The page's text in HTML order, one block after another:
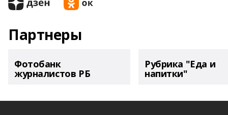
Партнеры
Фотобанк
журналистов РБ
Рубрика "Еда и
напитки"